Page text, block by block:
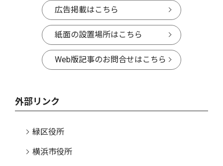
広告掲載はこちら
紙面の設置場所はこちら
Web版記事のお問合せはこちら
外部リンク
緑区役所
横浜市役所